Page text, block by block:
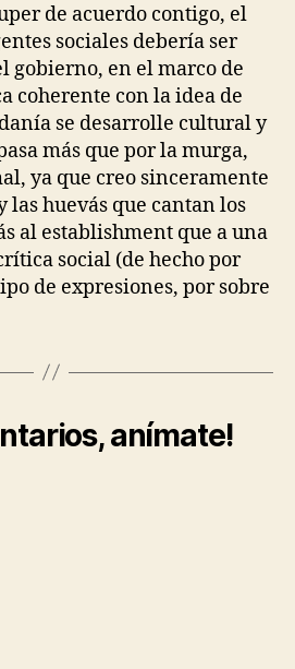
de acuerdo contigo, el
sociales debería ser
gobierno, en el marco de
coherente con la idea de
se desarrolle cultural y
más que por la murga,
ya que creo sinceramente
las huevás que cantan los
al establishment que a una
social (de hecho por
de expresiones, por sobre
anímate!